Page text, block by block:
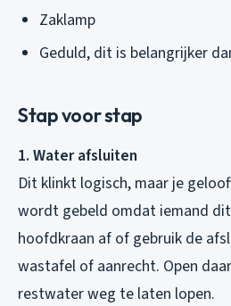
Zaklamp
Geduld, dit is belangrijker
Stap voor stap
1. Water afsluiten
Dit klinkt logisch, maar je
wordt gebeld omdat iemand
hoofdkraan af of gebruik de
wastafel of aanrecht. Open
restwater weg te laten lopen.